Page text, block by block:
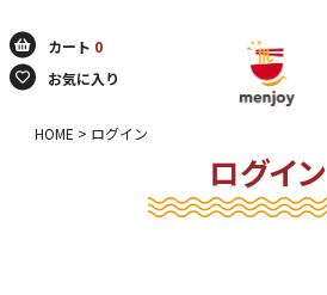
カート 0
お気に入り
HOME ログイン
ログイン